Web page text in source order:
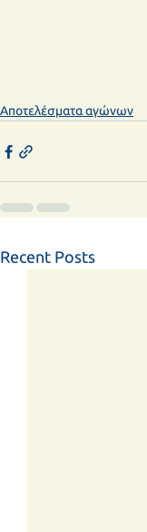
Αποτελέσματα αγώνων
Recent Posts